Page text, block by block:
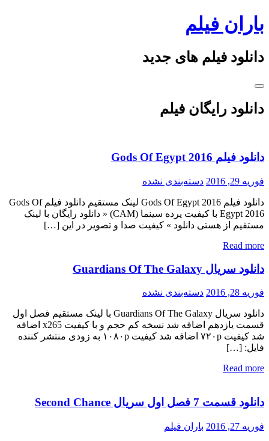
Skip
to
content
باران فیلم
دانلود فیلم های جدید
دانلود رایگان فیلم
دانلود فیلم Gods Of Egypt 2016
فوریه 29, 2016 دسته‌بندی نشده
دانلود فیلم Gods Of Egypt 2016 لینک مستقیم دانلود فیلم Gods Of
Egypt 2016 با کیفیت پرده سینما (CAM) « دانلود رایگان با لینک
مستقیم از هستی دانلود » کیفیت صدا و تصویر در این […]
Read more
دانلود سریال Guardians Of The Galaxy
فوریه 28, 2016 دسته‌بندی نشده
دانلود سریال Guardians Of The Galaxy با لینک مستقیم فصل اول
قسمت یازدهم اضافه شد نسخه کم حجم و با کیفیت x265 اضافه
شد کیفیت ۷۲۰p اضافه شد کیفیت ۱۰۸۰p به زودی منتشر کننده
فایل: […]
Read more
دانلود قسمت 7 فصل اول سریال Second Chance
فوریه 27, 2016 باران فیلم